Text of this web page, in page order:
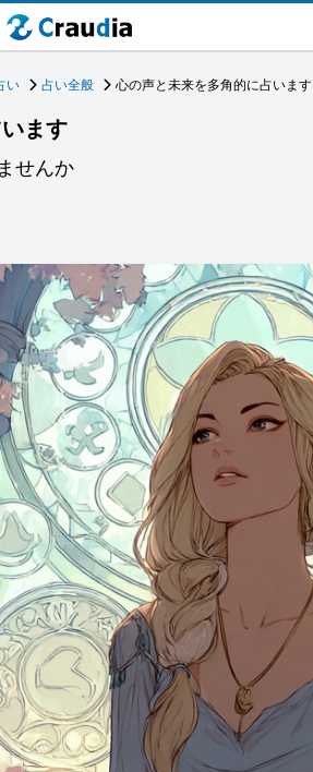
い 占い全般 心の声と未来を多角的に占います
ます
せんか